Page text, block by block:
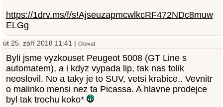
https://1drv.ms/f/s!AjseuzapmcwlkcRF472NDc8muw
ELGg
út 25. září 2018 11:41 | Citovat
Byli jsme vyzkouset Peugeot 5008 (GT Line s
automatem), a i kdyz vypada lip, tak nas tolik
neoslovil. No a taky je to SUV, vetsi krabice.. Vevnitr
o malinko mensi nez ta Picassa. A hlavne prodejce
byl tak trochu koko*